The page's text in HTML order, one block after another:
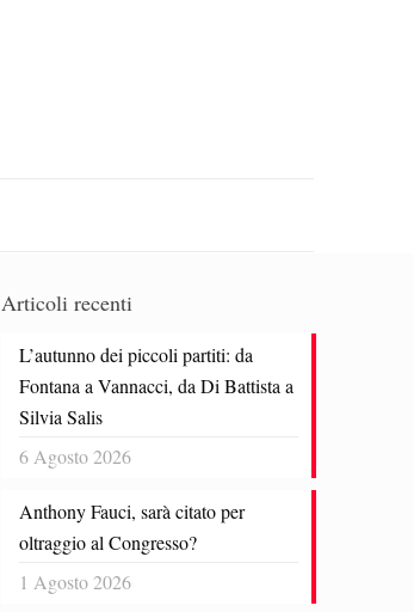
Articoli recenti
L’autunno dei piccoli partiti: da
Fontana a Vannacci, da Di Battista a
Silvia Salis
6 Agosto 2026
Anthony Fauci, sarà citato per
oltraggio al Congresso?
1 Agosto 2026